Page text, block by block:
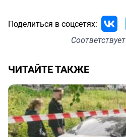
Поделиться в соцсетях:
Соответствует
ЧИТАЙТЕ ТАКЖЕ